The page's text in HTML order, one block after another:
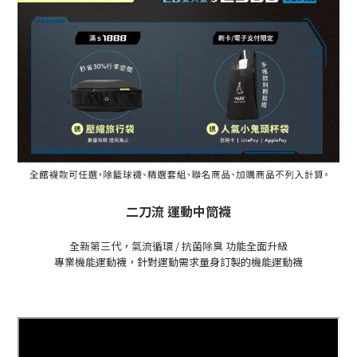
二刀流 運動中筒襪
全新第三代，氣流循環 / 抗菌除臭 功能全面升級
專業機能運動襪，針對運動需求量身訂製的機能運動襪